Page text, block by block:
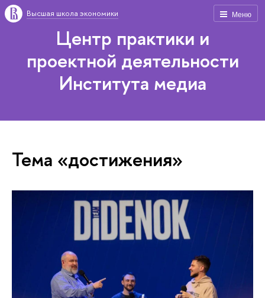
Меню
Высшая школа экономики
Центр практики и
проектной деятельности
Института медиа
Тема «достижения»